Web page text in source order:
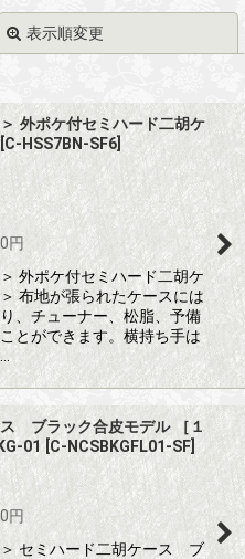
表示順変更
む
外ポケ付セミハード二胡ケ
[C-HSS7BN-SF6
円
外ポケ付セミハード二胡ケ
布地が張られたケースには
、チューナー、松脂、予備
とができます。横持ち手は
ブラック合皮モデル ［１
01
[C-NCSBKGFL01-SF
円
＞ セミハード二胡ケース ブ